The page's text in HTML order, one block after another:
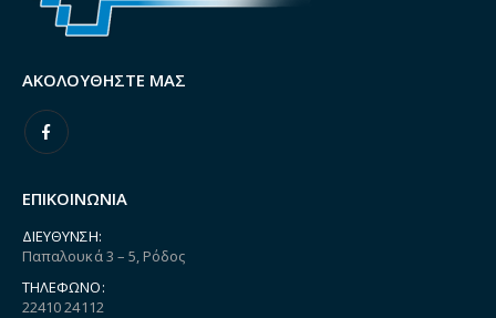
ΑΚΟΛΟΥΘΉΣΤΕ ΜΑΣ
ΕΠΙΚΟΙΝΩΝΙΑ
ΔΙΕΎΘΥΝΣΗ:
Παπαλουκά 3 – 5, Ρόδος
ΤΗΛΈΦΩΝΟ:
22410 24112